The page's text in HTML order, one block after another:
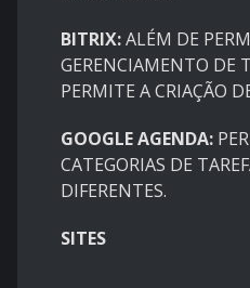
BITRIX:ALÉM DE
GERENCIAMENTO DE
PERMITE A CRIAÇÃO
GOOGLE AGENDA:
CATEGORIAS DE
DIFERENTES.
SITES